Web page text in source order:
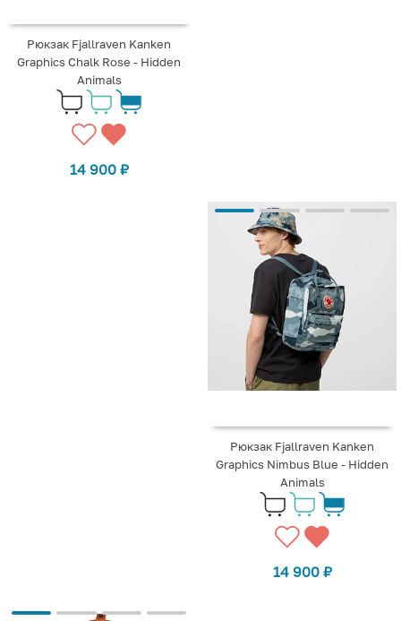
Рюкзак Fjallraven Kanken
Graphics Chalk Rose - Hidden
Animals
14 900 ₽
Рюкзак Fjallraven Kanken
Graphics Nimbus Blue - Hidden
Animals
14 900 ₽